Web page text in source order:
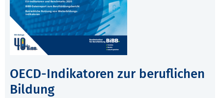
OECD-Indikatoren zur beruflichen
Bildung